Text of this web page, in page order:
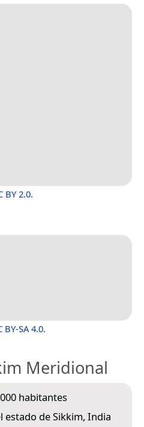
BY 2.0.
BY-SA 4.0.
Meridional
habitantes
estado de Sikkim, India